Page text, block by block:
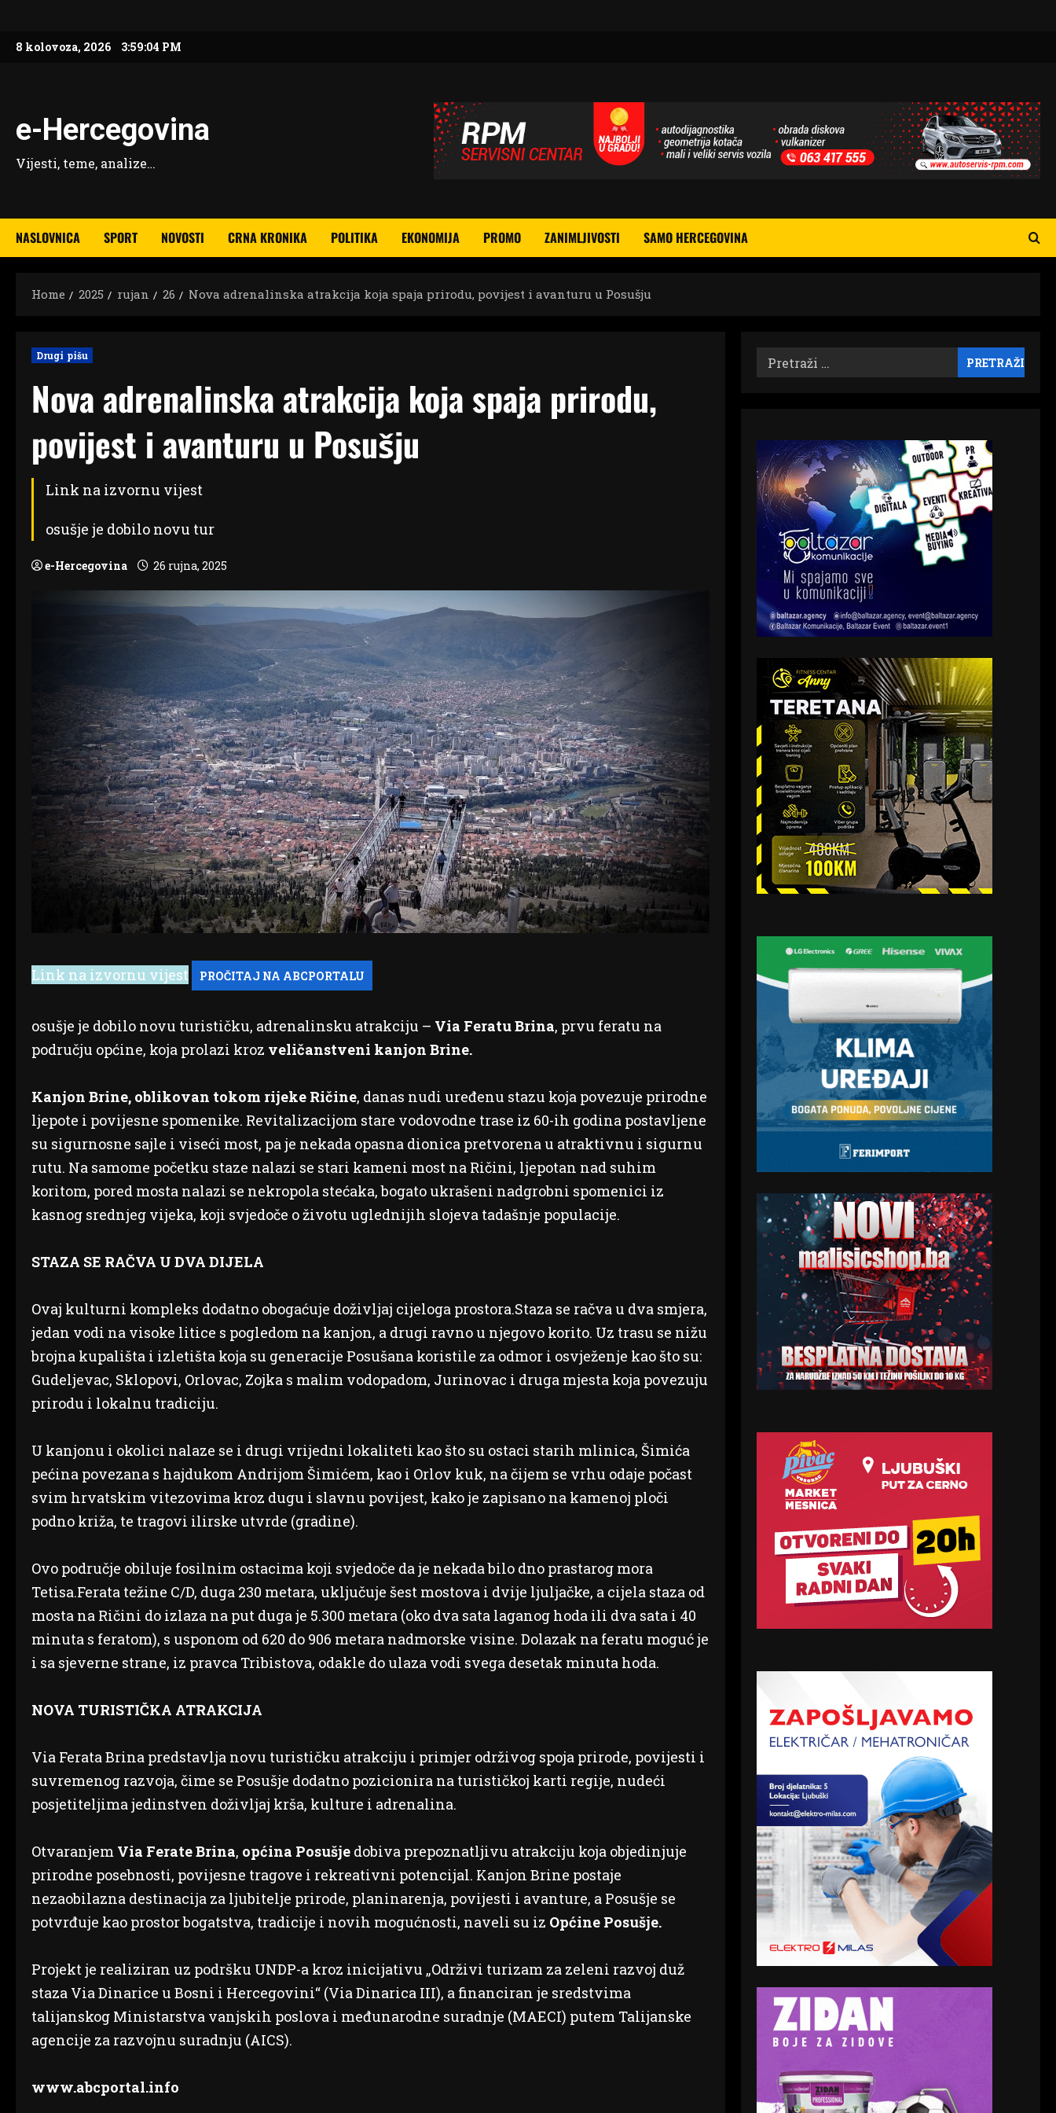
content
8 kolovoza, 2026 3:59:05 PM
e-Hercegovina
Vijesti, teme, analize…
NASLOVNICA SPORT NOVOSTI CRNA KRONIKA POLITIKA EKONOMIJA PROMO ZANIMLJIVOSTI SAMO HERCEGOVINA
Home 2025 rujan 26 Nova adrenalinska atrakcija koja spaja prirodu, povijest i avanturu u Posušju
Drugi pišu
Nova adrenalinska atrakcija koja spaja prirodu,
povijest i avanturu u Posušju
Link na izvornu vijest
osušje je dobilo novu tur
e-Hercegovina 26 rujna, 2025
Link na izvornu vijest
osušje je dobilo novu turističku, adrenalinsku atrakciju – Via Feratu Brina, prvu feratu na
području općine, koja prolazi kroz veličanstveni kanjon Brine.
Kanjon Brine, oblikovan tokom rijeke Ričine, danas nudi uređenu stazu koja povezuje prirodne
ljepote i povijesne spomenike. Revitalizacijom stare vodovodne trase iz 60-ih godina postavljene
su sigurnosne sajle i viseći most, pa je nekada opasna dionica pretvorena u atraktivnu i sigurnu
rutu. Na samome početku staze nalazi se stari kameni most na Ričini, ljepotan nad suhim
koritom, pored mosta nalazi se nekropola stećaka, bogato ukrašeni nadgrobni spomenici iz
kasnog srednjeg vijeka, koji svjedoče o životu uglednijih slojeva tadašnje populacije.
STAZA SE RAČVA U DVA DIJELA
Ovaj kulturni kompleks dodatno obogaćuje doživljaj cijeloga prostora.Staza se račva u dva smjera,
jedan vodi na visoke litice s pogledom na kanjon, a drugi ravno u njegovo korito. Uz trasu se nižu
brojna kupališta i izletišta koja su generacije Posušana koristile za odmor i osvježenje kao što su:
Gudeljevac, Sklopovi, Orlovac, Zojka s malim vodopadom, Jurinovac i druga mjesta koja povezuju
prirodu i lokalnu tradiciju.
U kanjonu i okolici nalaze se i drugi vrijedni lokaliteti kao što su ostaci starih mlinica, Šimića
pećina povezana s hajdukom Andrijom Šimićem, kao i Orlov kuk, na čijem se vrhu odaje počast
svim hrvatskim vitezovima kroz dugu i slavnu povijest, kako je zapisano na kamenoj ploči
podno križa, te tragovi ilirske utvrde (gradine).
Ovo područje obiluje fosilnim ostacima koji svjedoče da je nekada bilo dno prastarog mora
Tetisa.Ferata težine C/D, duga 230 metara, uključuje šest mostova i dvije ljuljačke, a cijela staza od
mosta na Ričini do izlaza na put duga je 5.300 metara (oko dva sata laganog hoda ili dva sata i 40
minuta s feratom), s usponom od 620 do 906 metara nadmorske visine. Dolazak na feratu moguć je
i sa sjeverne strane, iz pravca Tribistova, odakle do ulaza vodi svega desetak minuta hoda.
NOVA TURISTIČKA ATRAKCIJA
Via Ferata Brina predstavlja novu turističku atrakciju i primjer održivog spoja prirode, povijesti i
suvremenog razvoja, čime se Posušje dodatno pozicionira na turističkoj karti regije, nudeći
posjetiteljima jedinstven doživljaj krša, kulture i adrenalina.
Otvaranjem Via Ferate Brina, općina Posušje dobiva prepoznatljivu atrakciju koja objedinjuje
prirodne posebnosti, povijesne tragove i rekreativni potencijal. Kanjon Brine postaje
nezaobilazna destinacija za ljubitelje prirode, planinarenja, povijesti i avanture, a Posušje se
potvrđuje kao prostor bogatstva, tradicije i novih mogućnosti, naveli su iz Općine Posušje.
Projekt je realiziran uz podršku UNDP-a kroz inicijativu „Održivi turizam za zeleni razvoj duž
staza Via Dinarice u Bosni i Hercegovini“ (Via Dinarica III), a financiran je sredstvima
talijanskog Ministarstva vanjskih poslova i međunarodne suradnje (MAECI) putem Talijanske
agencije za razvojnu suradnju (AICS).
www.abcportal.info
Pretraži: